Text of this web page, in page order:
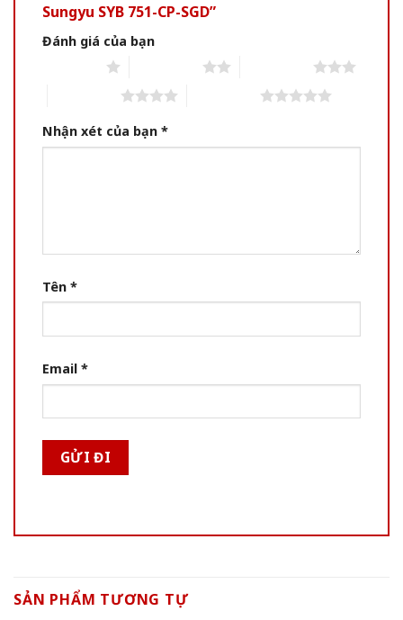
Sungyu SYB 751-CP-SGD”
Đánh giá của bạn
Nhận xét của bạn *
Tên *
Email *
SẢN PHẨM TƯƠNG TỰ